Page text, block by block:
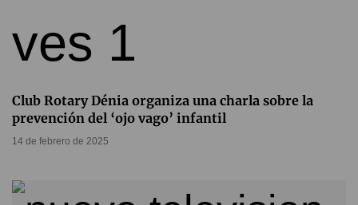
Club Rotary Dénia organiza una charla sobre la
prevención del ‘ojo vago’ infantil
14 de febrero de 2025